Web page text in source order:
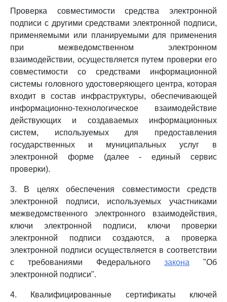
Проверка совместимости средства электронной
подписи с другими средствами электронной подписи,
применяемыми или планируемыми для применения
при межведомственном электронном
взаимодействии, осуществляется путем проверки его
совместимости со средствами информационной
системы головного удостоверяющего центра, которая
входит в состав инфраструктуры, обеспечивающей
информационно-технологическое взаимодействие
действующих и создаваемых информационных
систем, используемых для предоставления
государственных и муниципальных услуг в
электронной форме (далее - единый сервис
проверки).
3. В целях обеспечения совместимости средств
электронной подписи, используемых участниками
межведомственного электронного взаимодействия,
ключи электронной подписи, ключи проверки
электронной подписи создаются, а проверка
электронной подписи осуществляется в соответствии
с требованиями Федерального закона "Об
электронной подписи".
4. Квалифицированные сертификаты ключей